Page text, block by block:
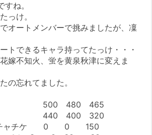
ね。
っけ。
オートメンバーで挑みましたが、凜
トできるキャラ持ってたっけ・・・
嫁不知火、蛍を黄泉秋津に変えま
の忘れてました。
500 480 465
×4 440 400 320
ガチャチケ 0 0 150